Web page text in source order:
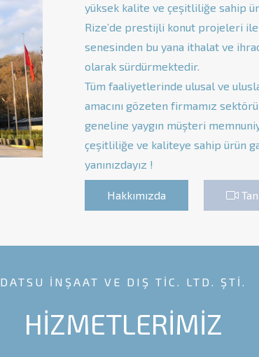
yüksek kalite ve çeşitliliğe sahip
Rize’de prestijli konut projeleri
senesinden bu yana ithalat ve
olarak sürdürmektedir.
Tüm faaliyetlerinde ulusal ve
amacını gözeten firmamız
geneline yaygın müşteri
çeşitliliğe ve kaliteye sahip ürün
yanınızdayız !
Hakkımızda
DATSU İNŞAAT VE DIŞ TİC. LTD. ŞTİ.
HİZMETLERİMİZ